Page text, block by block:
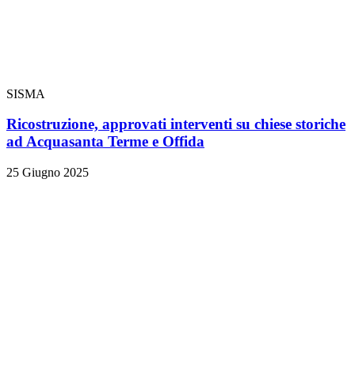
SISMA
Ricostruzione, approvati interventi su chiese storiche
ad Acquasanta Terme e Offida
25 Giugno 2025